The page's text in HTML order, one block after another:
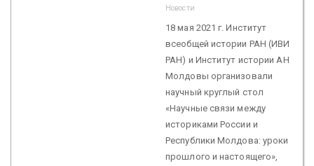
Новости
18 мая 2021 г. Институт
всеобщей истории РАН (ИВИ
РАН) и Институт истории АН
Молдовы организовали
научный круглый стол
«Научные связи между
историками России и
Республики Молдова: уроки
прошлого и настоящего»,